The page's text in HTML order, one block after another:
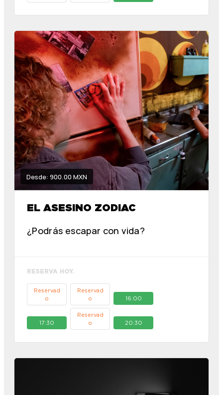
Desde: 900.00 MXN
EL ASESINO ZODIAC
¿Podrás escapar con vida?
RESERVA HOY.
Reservad
o
Reservad
o
16:00
17:30
Reservad
o
20:30